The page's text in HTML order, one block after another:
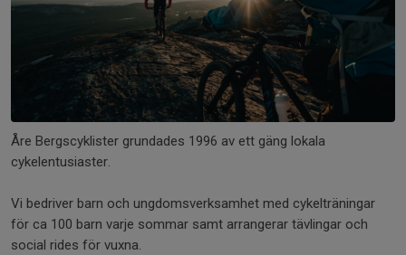
Åre Bergscyklister grundades 1996 av ett gäng lokala
cykelentusiaster.
Vi bedriver barn och ungdomsverksamhet med cykelträningar
för ca 100 barn varje sommar samt arrangerar tävlingar och
social rides för vuxna.